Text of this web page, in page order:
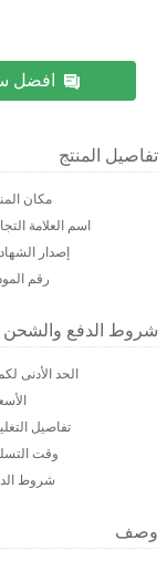
افضل
تفاصيل المنتج
مكان
اسم العلامة
إصدار
رقم
شروط الدفع والشحن
الحد الأدنى
تفاصيل
وقت
شروط
وصف